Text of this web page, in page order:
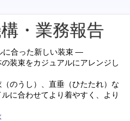
・業務報告
に合った新しい装束 ―
装束をカジュアルにアレンジし
のうし）、直垂（ひたたれ）な
に合わせてより着やすく、より